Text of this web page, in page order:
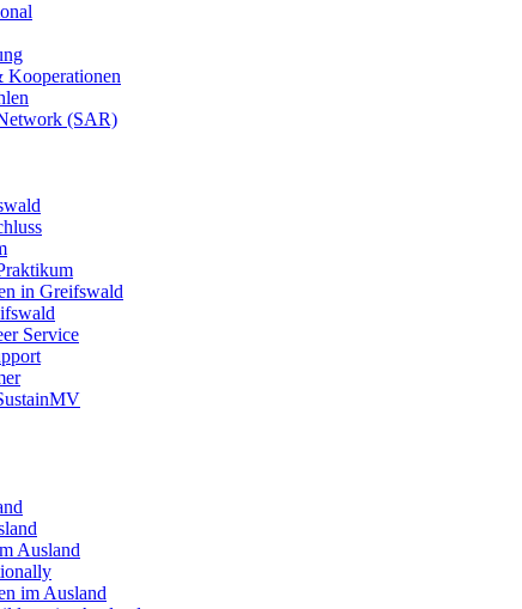
Kooperationen
(SAR)
in Greifswald
Service
Ausland
im Ausland